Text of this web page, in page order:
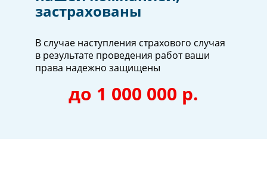
застрахованы
В случае наступления страхового случая
в результате проведения работ ваши
права надежно защищены
до 1 000 000 р.